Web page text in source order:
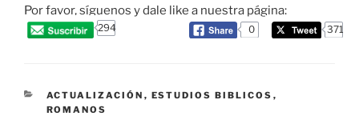
Por favor, síguenos y dale like a nuestra página:
294 0 371
CATEGORIES
ACTUALIZACIÓN , ESTUDIOS BIBLICOS ,
ROMANOS